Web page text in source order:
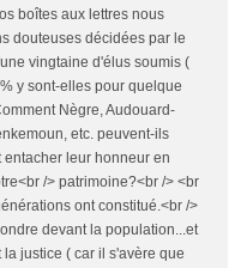
boîtes aux lettres nous
douteuses décidées par le
vingtaine d'élus soumis (
y sont-elles pour quelque
Nègre, Audouard-
etc. peuvent-ils
leur honneur en
/> patrimoine?<br /> <br
ont constitué.<br />
devant la population...et
justice ( car il s'avère que